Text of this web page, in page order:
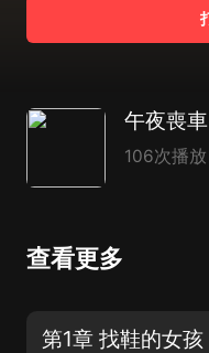
午夜喪
106次播放
查看更多
第1章 找鞋的女孩